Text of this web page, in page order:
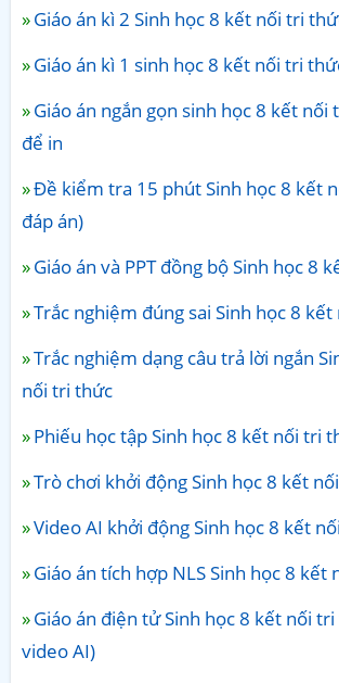
Giáo án kì 2 Sinh học 8 kết nối tri
Giáo án kì 1 sinh học 8 kết nối tri
Giáo án ngắn gọn sinh học 8 kết nối
để in
Đề kiểm tra 15 phút Sinh học 8 kết
đáp án)
Giáo án và PPT đồng bộ Sinh học 8
Trắc nghiệm đúng sai Sinh học 8
Trắc nghiệm dạng câu trả lời ngắn
nối tri thức
Phiếu học tập Sinh học 8 kết nối tri
Trò chơi khởi động Sinh học 8 kết
Video AI khởi động Sinh học 8 kết
Giáo án tích hợp NLS Sinh học 8 kết
Giáo án điện tử Sinh học 8 kết nối
video AI)